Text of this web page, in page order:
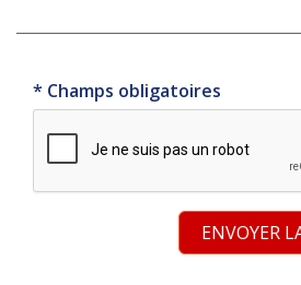
* Champs obligatoires